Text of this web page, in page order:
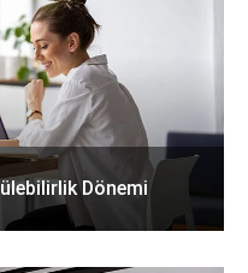
Dönemi